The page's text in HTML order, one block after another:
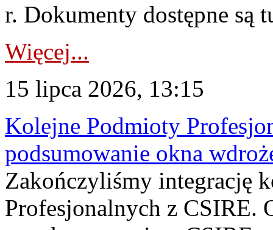
r. Dokumenty dostępne są
Więcej...
15 lipca 2026, 13:15
Kolejne Podmioty
podsumowanie okna
Zakończyliśmy integrację
Profesjonalnych z CSIRE.